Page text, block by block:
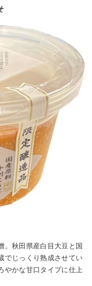
。秋田県産白目大豆と国
でじっくり熟成させてい
やかな甘口タイプに仕上